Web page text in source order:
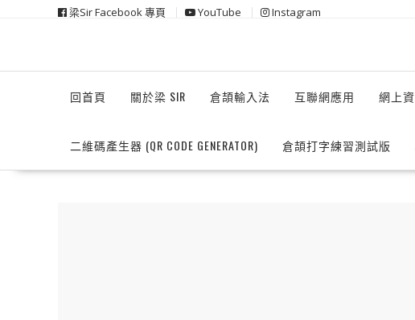
梁Sir Facebook 專頁 YouTube Instagram
回首頁 關於梁 SIR 倉頡輸入法 互聯網應用 網上
二維碼產生器 (QR CODE GENERATOR) 倉頡打字練習測試版